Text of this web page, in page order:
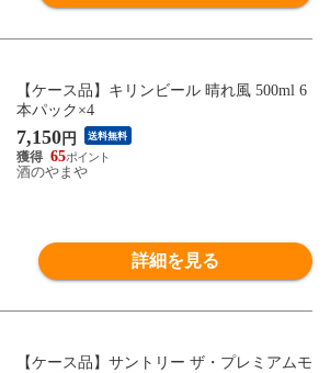
【ケース品】キリンビール 晴れ風 500ml 6
本パック×4
7,150円 送料無料
65
酒のやまや
詳細を見る
【ケース品】サントリー ザ・プレミアムモ